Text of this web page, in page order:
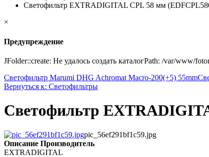
Светофильтр EXTRADIGITAL CPL 58 мм
×
Предупреждение
JFolder::create: Не удалось создать каталогPath: /var/www/
Светофильтр Marumi DHG Achromat Macro-200(+5) 55mm
Вернуться к: Светофильтры
Светофильтр
pic_56ef291bf1c59.jpg
Описание Производитель
EXTRADIGITAL